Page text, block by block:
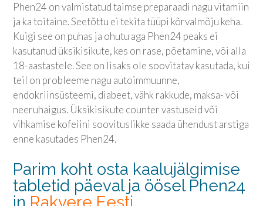
Phen24 on valmistatud taimse preparaadi nagu vitamiin
ja ka toitaine. Seetõttu ei tekita tüüpi kõrvalmõju keha.
Kuigi see on puhas ja ohutu aga Phen24 peaks ei
kasutanud üksikisikute, kes on rase, põetamine, või alla
18-aastastele. See on lisaks ole soovitatav kasutada, kui
teil on probleeme nagu autoimmuunne,
endokriinsüsteemi, diabeet, vähk rakkude, maksa- või
neeruhaigus. Üksikisikute counter vastuseid või
vihkamise kofeiini soovituslikke saada ühendust arstiga
enne kasutades Phen24.
Parim koht osta kaalujälgimise
tabletid päeval ja öösel Phen24